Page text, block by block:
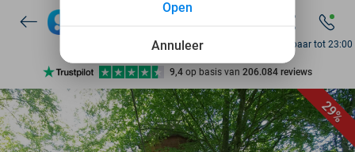
7 dagen per week beschikbaar
10+ miljoen leden
9,4 op basis van 206.084 reviews
Ontdek 15.000+ deals
7 dagen per week beschikbaar
Bereikbaar tot 23:00
29%
Annuleer
Open